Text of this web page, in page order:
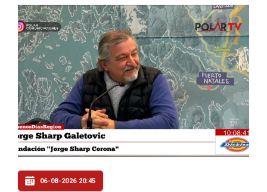
06-08-2026 20:45